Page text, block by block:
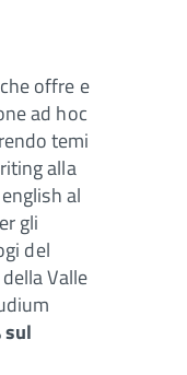
offre e
ad hoc
temi
alla
al
gli
del
Valle
sul